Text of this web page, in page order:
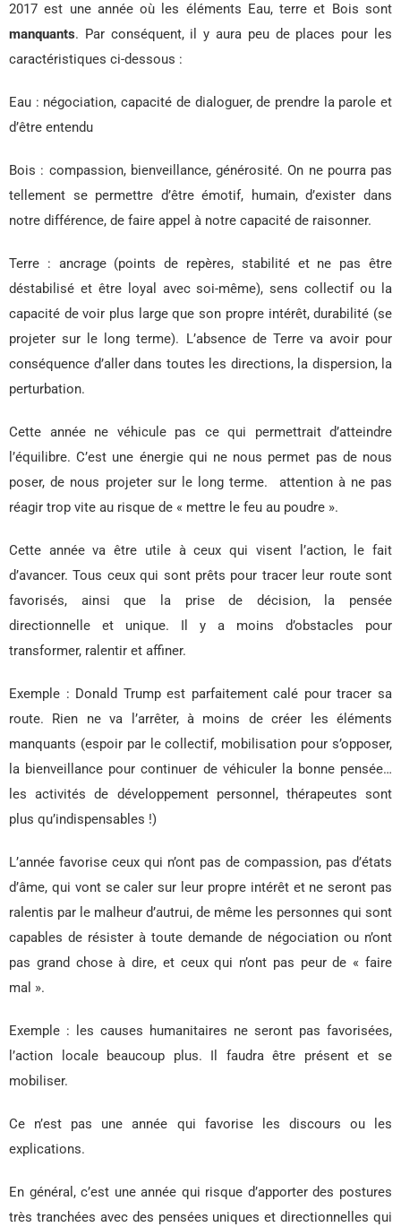
2017 est une année où les éléments Eau, terre et Bois sont
manquants. Par conséquent, il y aura peu de places pour les
caractéristiques ci-dessous :
Eau : négociation, capacité de dialoguer, de prendre la parole et
d’être entendu
Bois : compassion, bienveillance, générosité. On ne pourra pas
tellement se permettre d’être émotif, humain, d’exister dans
notre différence, de faire appel à notre capacité de raisonner.
Terre : ancrage (points de repères, stabilité et ne pas être
déstabilisé et être loyal avec soi-même), sens collectif ou la
capacité de voir plus large que son propre intérêt, durabilité (se
projeter sur le long terme). L’absence de Terre va avoir pour
conséquence d’aller dans toutes les directions, la dispersion, la
perturbation.
Cette année ne véhicule pas ce qui permettrait d’atteindre
l’équilibre. C’est une énergie qui ne nous permet pas de nous
poser, de nous projeter sur le long terme. attention à ne pas
réagir trop vite au risque de « mettre le feu au poudre ».
Cette année va être utile à ceux qui visent l’action, le fait
d’avancer. Tous ceux qui sont prêts pour tracer leur route sont
favorisés, ainsi que la prise de décision, la pensée
directionnelle et unique. Il y a moins d’obstacles pour
transformer, ralentir et affiner.
Exemple : Donald Trump est parfaitement calé pour tracer sa
route. Rien ne va l’arrêter, à moins de créer les éléments
manquants (espoir par le collectif, mobilisation pour s’opposer,
la bienveillance pour continuer de véhiculer la bonne pensée…
les activités de développement personnel, thérapeutes sont
plus qu’indispensables !)
L’année favorise ceux qui n’ont pas de compassion, pas d’états
d’âme, qui vont se caler sur leur propre intérêt et ne seront pas
ralentis par le malheur d’autrui, de même les personnes qui sont
capables de résister à toute demande de négociation ou n’ont
pas grand chose à dire, et ceux qui n’ont pas peur de « faire
mal ».
Exemple : les causes humanitaires ne seront pas favorisées,
l’action locale beaucoup plus. Il faudra être présent et se
mobiliser.
Ce n’est pas une année qui favorise les discours ou les
explications.
En général, c’est une année qui risque d’apporter des postures
très tranchées avec des pensées uniques et directionnelles qui